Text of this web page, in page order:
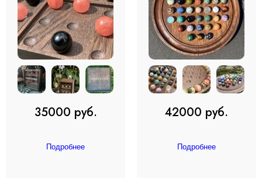
35000 руб.
Подробнее
42000 руб.
Подробнее